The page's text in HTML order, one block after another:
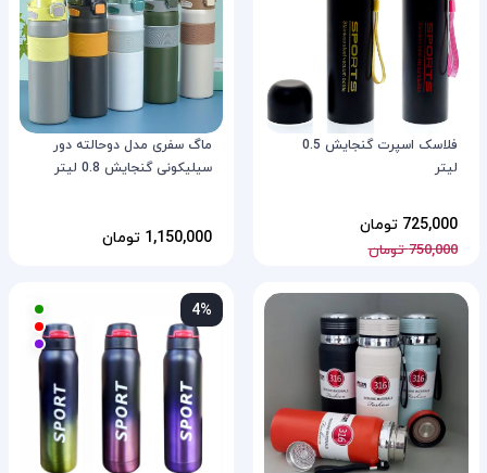
فلاسک اسپرت گنجایش 0.5
لیتر
725,000 تومان
750,000 تومان
ماگ سفری مدل دوحالته دور
سیلیکونی گنجایش 0.8 لیتر
1,150,000 تومان
4%